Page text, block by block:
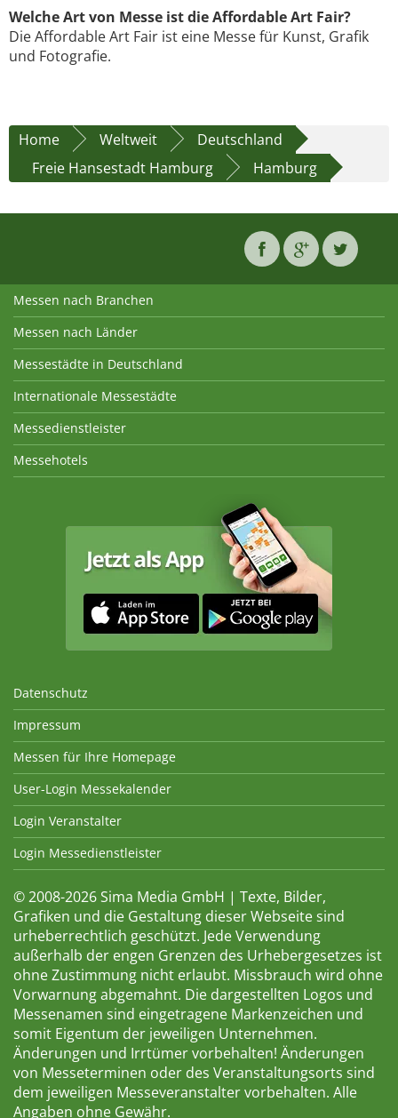
Welche Art von Messe ist die Affordable Art Fair?
Die Affordable Art Fair ist eine Messe für Kunst, Grafik
und Fotografie.
Home Weltweit
Deutschland
Freie Hansestadt Hamburg
Hamburg
Messen nach Branchen
Messen nach Länder
Messestädte in Deutschland
Internationale Messestädte
Messedienstleister
Messehotels
Datenschutz
Impressum
Messen für Ihre Homepage
User-Login Messekalender
Login Veranstalter
Login Messedienstleister
© 2008-2026 Sima Media GmbH | Texte, Bilder,
Grafiken und die Gestaltung dieser Webseite sind
urheberrechtlich geschützt. Jede Verwendung
außerhalb der engen Grenzen des Urhebergesetzes ist
ohne Zustimmung nicht erlaubt. Missbrauch wird ohne
Vorwarnung abgemahnt. Die dargestellten Logos und
Messenamen sind eingetragene Markenzeichen und
somit Eigentum der jeweiligen Unternehmen.
Änderungen und Irrtümer vorbehalten! Änderungen
von Messeterminen oder des Veranstaltungsorts sind
dem jeweiligen Messeveranstalter vorbehalten. Alle
Angaben ohne Gewähr.